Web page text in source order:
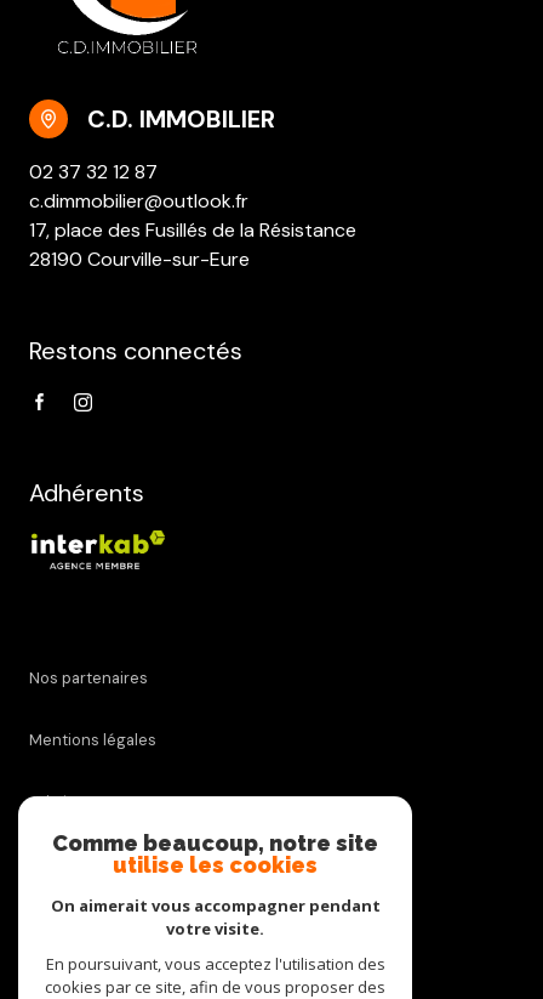
C.D. IMMOBILIER
02 37 32 12 87
c.dimmobilier@outlook.fr
17, place des Fusillés de la Résistance
28190 Courville-sur-Eure
Restons connectés
Adhérents
Nos partenaires
Mentions légales
Admin
Nos honoraires
Cookies
Comme beaucoup, notre site
utilise les cookies
On aimerait vous accompagner pendant
votre visite.
En poursuivant, vous acceptez l'utilisation des
cookies par ce site, afin de vous proposer des